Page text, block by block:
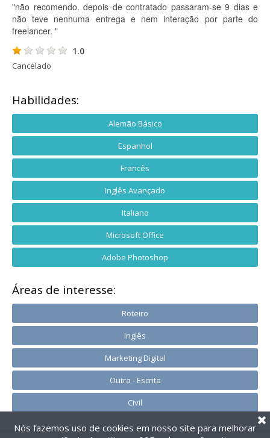
"não recomendo. depois de contratado passaram-se 9 dias e
não teve nenhuma entrega e nem interação por parte do
freelancer. "
1.0
Cancelado
Habilidades:
Alemão Básico
Espanhol
Francês
Inglês Avançado
Italiano
Microsoft Office
Adobe Photoshop
Áreas de interesse:
Roteiro
Inglês
Marketing Digital
Outra - Escrita
Civil
Nós fazemos uso de cookies em nosso site para melhorar